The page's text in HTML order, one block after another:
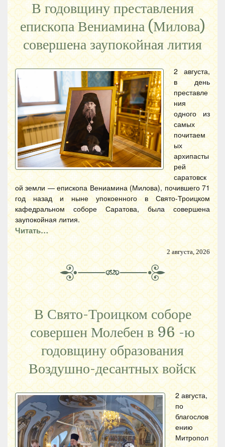
В годовщину преставления
епископа Вениамина (Милова)
совершена заупокойная лития
2 августа,
в день
преставле
ния
одного из
самых
почитаем
ых
архипасты
рей
саратовск
ой земли — епископа Вениамина (Милова), почившего 71
год назад и ныне упокоенного в Свято-Троицком
кафедральном соборе Саратова, была совершена
заупокойная лития.
Читать…
2 августа, 2026
В Свято-Троицком соборе
совершен Молебен в 96 -ю
годовщину образования
Воздушно-десантных войск
2 августа,
по
благослов
ению
Митропол